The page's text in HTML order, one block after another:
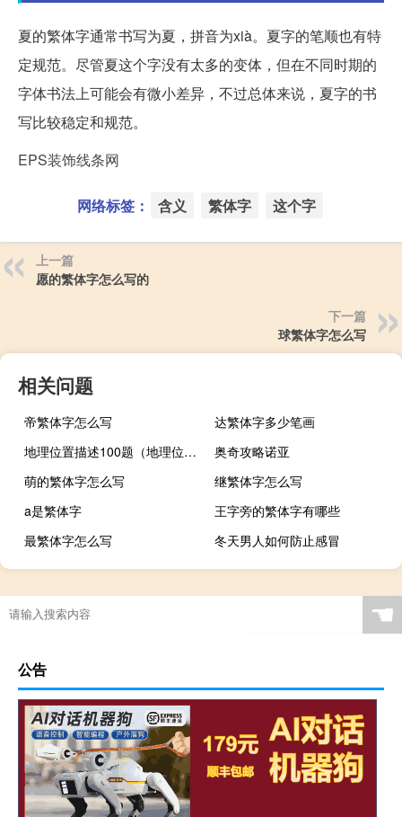
夏的繁体字通常书写为夏，拼音为xià。夏字的笔顺也有特
定规范。尽管夏这个字没有太多的变体，但在不同时期的
字体书法上可能会有微小差异，不过总体来说，夏字的书
写比较稳定和规范。
EPS装饰线条网
网络标签： 含义 繁体字 这个字
上一篇
愿的繁体字怎么写的
下一篇
球繁体字怎么写
相关问题
帝繁体字怎么写
达繁体字多少笔画
地理位置描述100题（地理位置描述）
奥奇攻略诺亚
萌的繁体字怎么写
继繁体字怎么写
a是繁体字
王字旁的繁体字有哪些
最繁体字怎么写
冬天男人如何防止感冒
☚
公告